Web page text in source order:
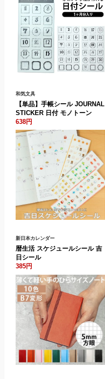
和気文具
【単品】手帳シール JOURNAL
STICKER 日付 モノトーン
638円
新日本カレンダー
暦生活 スケジュールシール 吉
日シール
385円